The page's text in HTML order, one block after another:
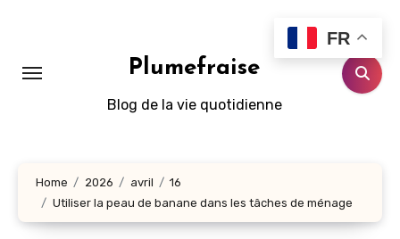
Plumefraise
Blog de la vie quotidienne
Home 2026 avril
16
Utiliser la peau de banane dans les tâches de ménage
FR